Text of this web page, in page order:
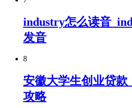
industry怎么读音
发音
8
安徽大学生创业贷款
攻略